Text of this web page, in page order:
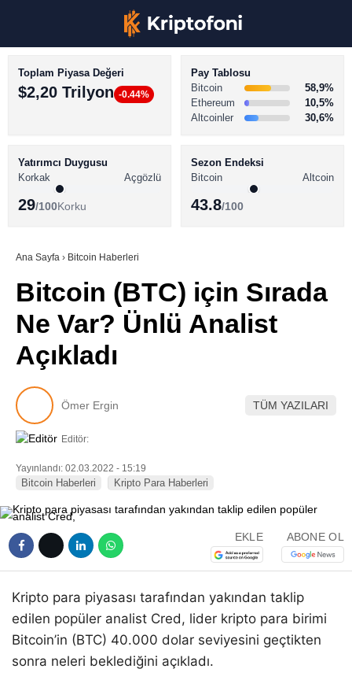
Youtube
TikTok
BİTCOİN HABERLERİ
ALTCOİN HABERLERİ
SÖZLÜK
Toplam Piyasa Değeri
$2,20 Trilyon -0.44%
Pay Tablosu
Bitcoin
58,9%
Ethereum
10,5%
Altcoinler
30,6%
Yatırımcı Duygusu
Korkak
Açgözlü
29/100Korku
Sezon Endeksi
Bitcoin
Altcoin
43.8/100
Ana Sayfa › Bitcoin Haberleri
Bitcoin (BTC) için Sırada
Ne Var? Ünlü Analist
Açıkladı
Ömer Ergin TÜM YAZILARI
Editör:
Yayınlandı: 02.03.2022 - 15:19
Bitcoin Haberleri Kripto Para Haberleri
EKLE ABONE OL
Kripto para piyasası tarafından yakından taklip
edilen popüler analist Cred, lider kripto para birimi
Bitcoin’in (BTC) 40.000 dolar seviyesini geçtikten
sonra neleri beklediğini açıkladı.